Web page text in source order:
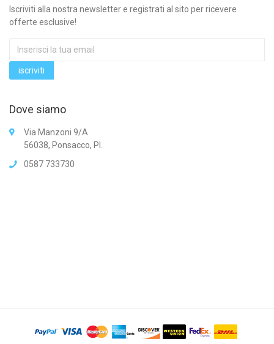
Iscriviti alla nostra newsletter e registrati al sito per ricevere
offerte esclusive!
Dove siamo
Via Manzoni 9/A
56038, Ponsacco, PI.
0587 733730